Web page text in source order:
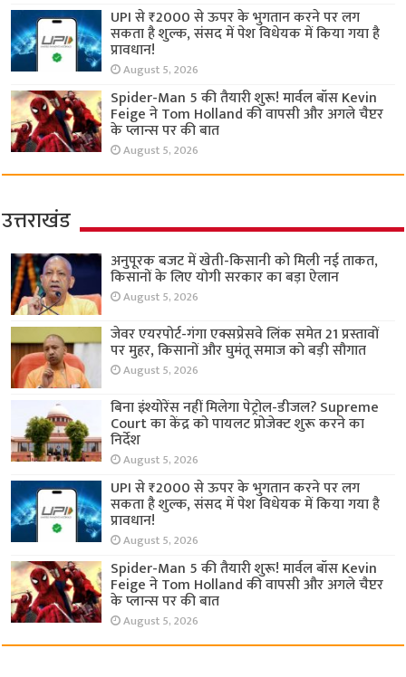
UPI से ₹2000 से ऊपर के भुगतान करने पर लग
सकता है शुल्क, संसद में पेश विधेयक में किया गया है
प्रावधान!
August 5, 2026
Spider-Man 5 की तैयारी शुरू! मार्वल बॉस Kevin
Feige ने Tom Holland की वापसी और अगले चैप्टर
के प्लान्स पर की बात
August 5, 2026
उत्तराखंड
अनुपूरक बजट में खेती-किसानी को मिली नई ताकत,
किसानों के लिए योगी सरकार का बड़ा ऐलान
August 5, 2026
जेवर एयरपोर्ट-गंगा एक्सप्रेसवे लिंक समेत 21 प्रस्तावों
पर मुहर, किसानों और घुमंतू समाज को बड़ी सौगात
August 5, 2026
बिना इंश्योरेंस नहीं मिलेगा पेट्रोल-डीजल? Supreme
Court का केंद्र को पायलट प्रोजेक्ट शुरू करने का
निर्देश
August 5, 2026
UPI से ₹2000 से ऊपर के भुगतान करने पर लग
सकता है शुल्क, संसद में पेश विधेयक में किया गया है
प्रावधान!
August 5, 2026
Spider-Man 5 की तैयारी शुरू! मार्वल बॉस Kevin
Feige ने Tom Holland की वापसी और अगले चैप्टर
के प्लान्स पर की बात
August 5, 2026